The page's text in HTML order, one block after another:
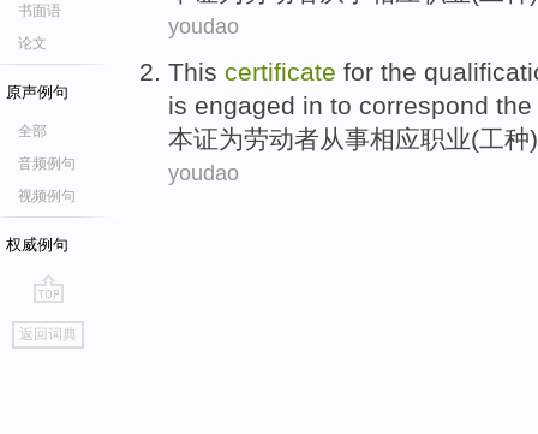
书面语
论文
原声例句
全部
音频例句
视频例句
权威例句
go
top
返回词典
youdao
This certificate for the
is engaged in to correspond the
本证为劳动者从事相应职业(工种)
youdao